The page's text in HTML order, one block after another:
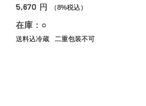
5,670 円 （8%税込）
在庫：○
送料込冷蔵 二重包装不可